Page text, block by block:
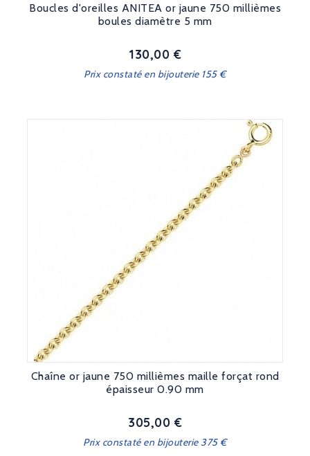
Boucles d'oreilles ANITEA or jaune 750 millièmes
boules diamètre 5 mm
Prix
130,00 €
Prix constaté en bijouterie 155 €
Chaîne or jaune 750 millièmes maille forçat rond
épaisseur 0.90 mm
Prix
305,00 €
Prix constaté en bijouterie 375 €